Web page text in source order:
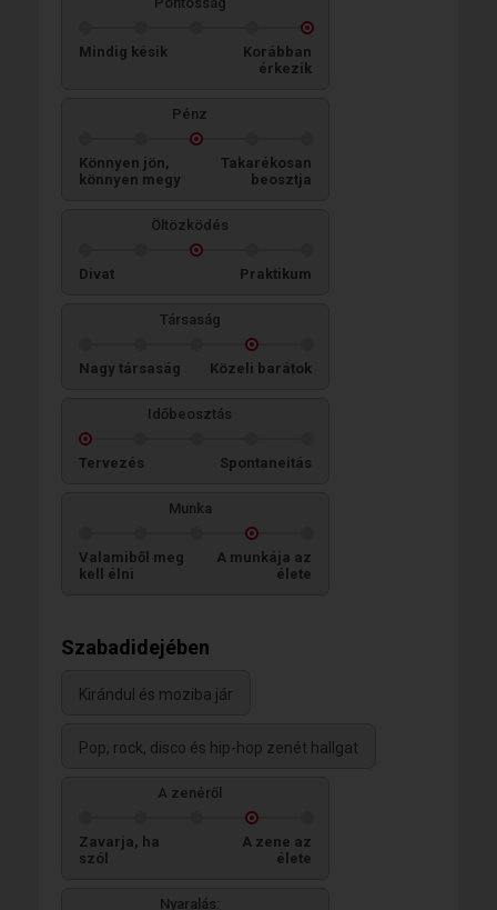
Mindig késik
Korábban
érkezik
Pénz
Könnyen jön,
könnyen megy
Takarékosan
beosztja
Öltözködés
Divat Praktikum
Társaság
Nagy társaság Közeli barátok
Időbeosztás
Tervezés Spontaneitás
Munka
Valamiből meg
kell élni
A munkája az
élete
Szabadidejében
Kirándul és moziba jár
Pop, rock, disco és hip-hop zenét hallgat
A zenéről
Zavarja, ha
szól
A zene az
élete
Nyaralás: